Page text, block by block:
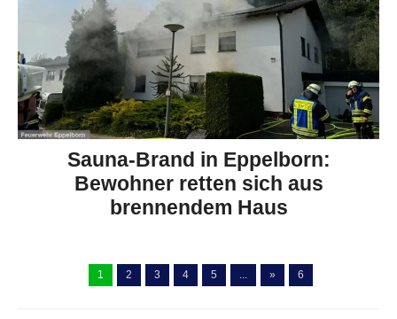
Sauna-Brand in Eppelborn:
Bewohner retten sich aus
brennendem Haus
1 2 3 4 5 ... » 6